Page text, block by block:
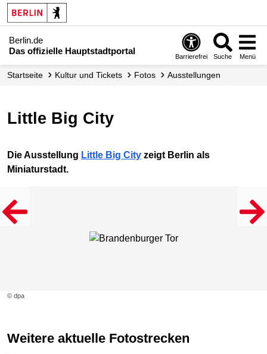
Berlin.de
Das offizielle Hauptstadtportal
Barrierefrei Suche Menü
Startseite Kultur und Tickets Fotos Ausstellungen
Little Big City
Die Ausstellung Little Big City zeigt Berlin als
Miniaturstadt.
© dpa
Weitere aktuelle Fotostrecken